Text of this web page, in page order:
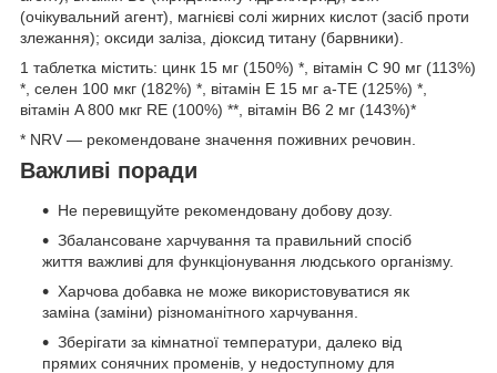
(очікувальний агент), магнієві солі жирних кислот (засіб проти
злежання); оксиди заліза, діоксид титану (барвники).
1 таблетка містить: цинк 15 мг (150%) *, вітамін C 90 мг (113%)
*, селен 100 мкг (182%) *, вітамін E 15 мг a-TE (125%) *,
вітамін A 800 мкг RE (100%) **, вітамін B6 2 мг (143%)*
* NRV — рекомендоване значення поживних речовин.
Важливі поради
Не перевищуйте рекомендовану добову дозу.
Збалансоване харчування та правильний спосіб
життя важливі для функціонування людського організму.
Харчова добавка не може використовуватися як
заміна (заміни) різноманітного харчування.
Зберігати за кімнатної температури, далеко від
прямих сонячних променів, у недоступному для